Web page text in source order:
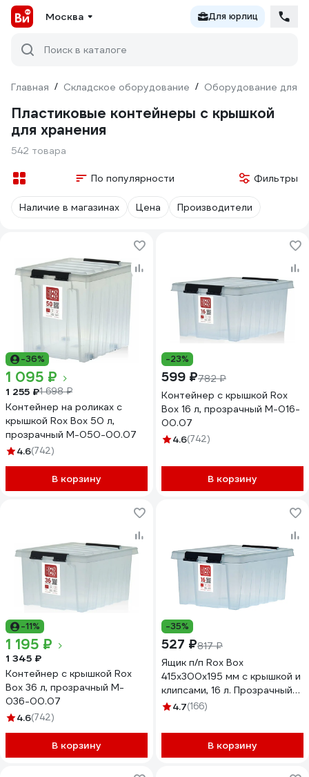
Москва Для юрлиц
Поиск в каталоге
Главная / Складское оборудование / Оборудование для
Пластиковые контейнеры с крышкой
для хранения
542 товара
По популярности Фильтры
Наличие в магазинах Цена Производители
-36%
1 095 ₽
1 255 ₽1 698 ₽
Контейнер на роликах с
крышкой Rox Box 50 л,
прозрачный M-050-00.07
4.6(742)
В корзину
-23%
599 ₽782 ₽
Контейнер с крышкой Rox
Box 16 л, прозрачный M-016-
00.07
4.6(742)
В корзину
-11%
1 195 ₽
1 345 ₽
Контейнер с крышкой Rox
Box 36 л, прозрачный M-
036-00.07
4.6(742)
В корзину
-35%
527 ₽817 ₽
Ящик п/п Rox Box
415х300х195 мм с крышкой и
клипсами, 16 л. Прозрачный
18704
4.7(166)
В корзину